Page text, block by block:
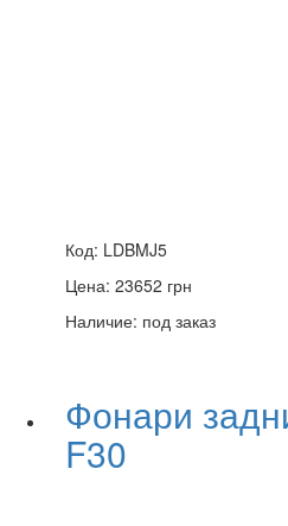
Код: LDBMJ5
Цена: 23652 грн
Наличие: под заказ
Фонари
F30